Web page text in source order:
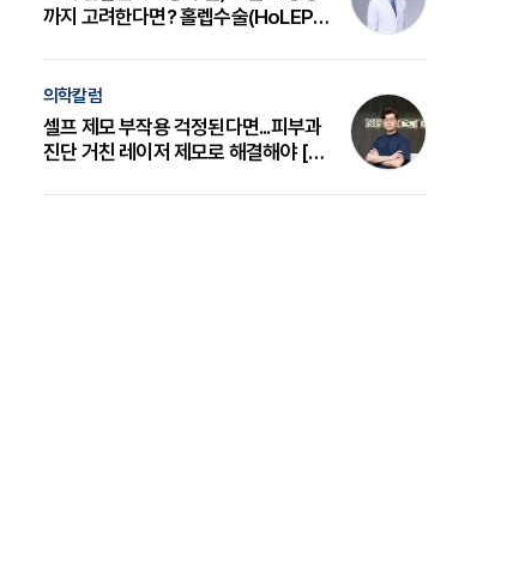
까지 고려한다면? 홀렙수술(HoLEP)
의학칼럼
셀프 제모 부작용 걱정된다면...피부과
진단 거친 레이저 제모로 해결해야 [변